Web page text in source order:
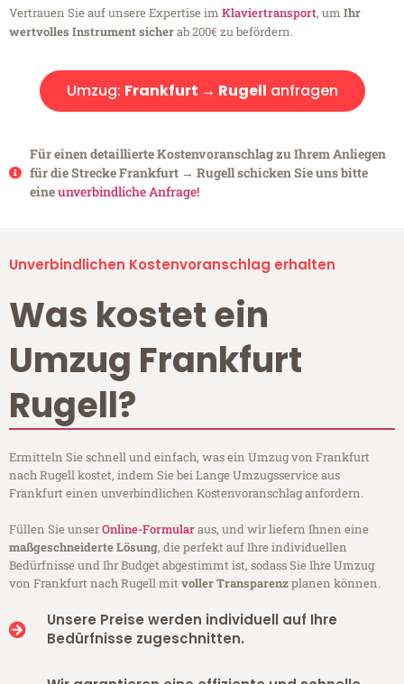
Vertrauen Sie auf unsere Expertise im Klaviertransport, um Ihr
wertvolles Instrument sicherab 200€ zu befördern.
Umzug: Frankfurt → Rugell anfragen
Für einen detaillierte Kostenvoranschlag zu Ihrem Anliegen
für die Strecke Frankfurt → Rugell schicken Sie uns bitte
eineunverbindliche Anfrage!
Unverbindlichen Kostenvoranschlag erhalten
Was kostet ein
Umzug Frankfurt
Rugell?
Ermitteln Sie schnell und einfach, was ein Umzug von Frankfurt
nach Rugell kostet, indem Sie bei Lange Umzugsservice aus
Frankfurt einen unverbindlichen Kostenvoranschlag anfordern.
Füllen Sie unserOnline-Formularaus, und wir liefern Ihnen eine
maßgeschneiderte Lösung, die perfekt auf Ihre individuellen
Bedürfnisse und Ihr Budget abgestimmt ist, sodass Sie Ihre Umzug
von Frankfurt nach Rugell mitvoller Transparenzplanen können.
Unsere Preise werden individuell auf Ihre
Bedürfnisse zugeschnitten.